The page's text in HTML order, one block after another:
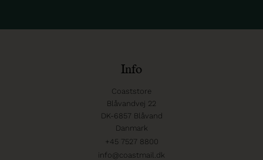
Info
Coaststore
Blåvandvej 22
DK-6857 Blåvand
Danmark
+45 7527 8800
info@coastmail.dk